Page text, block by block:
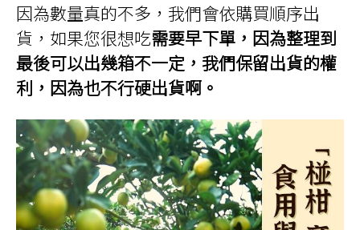
因為數量真的不多，我們會依購買順序出
貨，如果您很想吃需要早下單，因為整理到
最後可以出幾箱不一定，我們保留出貨的權
利，因為也不行硬出貨啊。